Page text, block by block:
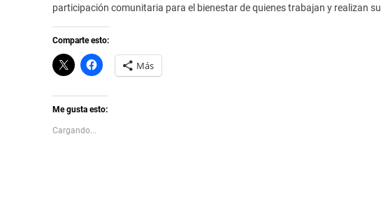
participación comunitaria para el bienestar de quienes trabajan y realizan
Comparte esto:
C
l
k
t
o
s
h
H
a
l
i
Más
Me gusta esto:
Cargando...